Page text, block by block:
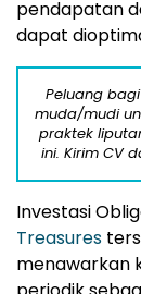
pendapatan
dapat
Peluang
muda/mudi
praktek
ini. Kirim CV
Investasi
Treasures
menawarkan